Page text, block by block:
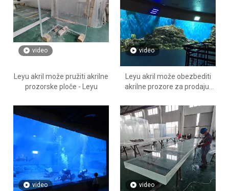
video
Leyu akril može pružiti akrilne
prozorske ploče - Leyu
video
Leyu akril može obezbediti
akrilne prozore za prodaju-
video video